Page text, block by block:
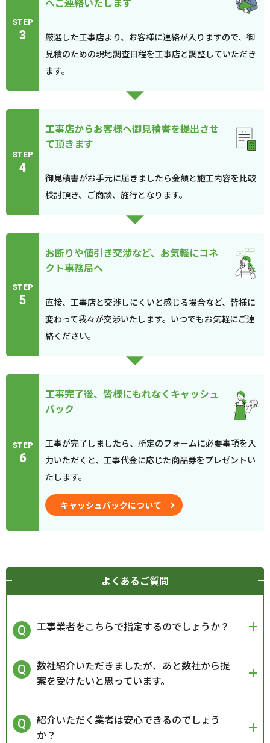
STEP
3
厳選した工事店より、お客様に連絡が入りますので、御
見積のための現地調査日程を工事店と調整していただき
ます。
STEP
4
工事店からお客様へ御見積書を提出させ
て頂きます
御見積書がお手元に届きましたら金額と施工内容を比較
検討頂き、ご商談、施行となります。
STEP
5
お断りや値引き交渉など、お気軽にコネ
クト事務局へ
直接、工事店と交渉しにくいと感じる場合など、皆様に
変わって我々が交渉いたします。いつでもお気軽にご連
絡ください。
STEP
6
工事完了後、皆様にもれなくキャッシュ
バック
工事が完了しましたら、所定のフォームに必要事項を入
力いただくと、工事代金に応じた商品券をプレゼントい
たします。
キャッシュバックについて
よくあるご質問
工事業者をこちらで指定するのでしょうか？
数社紹介いただきましたが、あと数社から提
案を受けたいと思っています。
紹介いただく業者は安心できるのでしょう
か？